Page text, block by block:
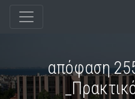
απόφαση